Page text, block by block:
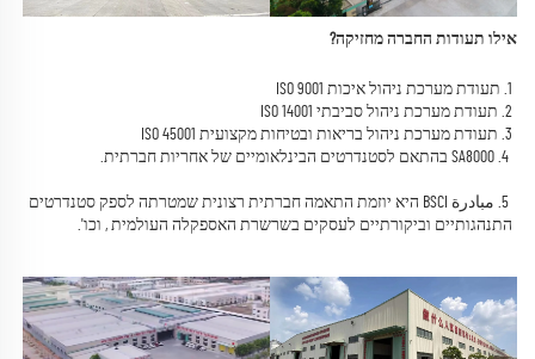
אילו תעודות החברה מחזיקה?
1. תעודת מערכת ניהול איכות ISO 9001
2. תעודת מערכת ניהול סביבתי ISO 14001
3. תעודת מערכת ניהול בריאות ובטיחות מקצועית ISO 45001
SA8000 בהתאם לסטנדרטים הבינלאומיים של אחריות חברתית.
התנהגותיים וביקורתיים לעסקים בשרשרת האספקלה העולמית , וכו'.